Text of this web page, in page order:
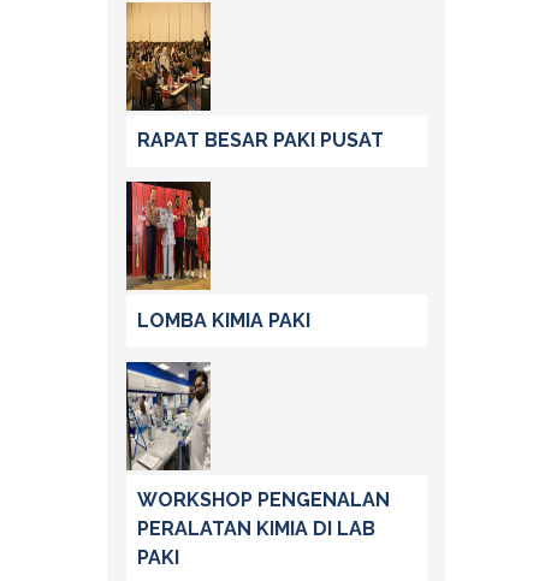
RAPAT BESAR PAKI PUSAT
LOMBA KIMIA PAKI
WORKSHOP PENGENALAN
PERALATAN KIMIA DI LAB
PAKI